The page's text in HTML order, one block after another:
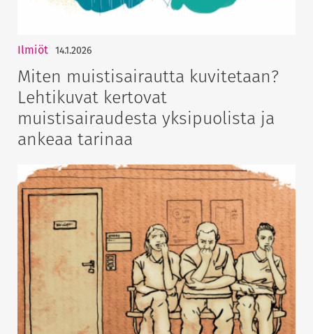
Ilmiöt 14.1.2026
Miten muistisairautta kuvitetaan?
Lehtikuvat kertovat
muistisairaudesta yksipuolista ja
ankeaa tarinaa